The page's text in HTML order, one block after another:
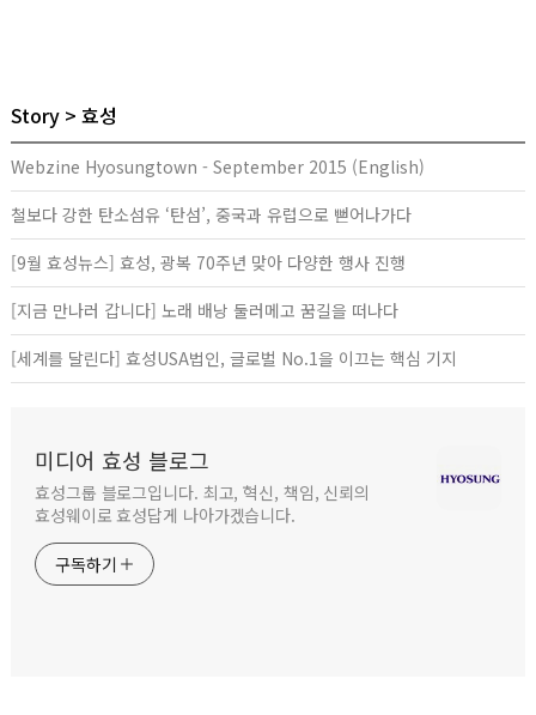
Story 효성
Webzine Hyosungtown - September 2015 (English)
철보다 강한 탄소섬유 ‘탄섬’, 중국과 유럽으로 뻗어나가다
[9월 효성뉴스] 효성, 광복 70주년 맞아 다양한 행사 진행
[지금 만나러 갑니다] 노래 배낭 둘러메고 꿈길을 떠나다
[세계를 달린다] 효성USA법인, 글로벌 No.1을 이끄는 핵심 기지
미디어 효성 블로그
효성그룹 블로그입니다. 최고, 혁신, 책임, 신뢰의
효성웨이로 효성답게 나아가겠습니다.
구독하기